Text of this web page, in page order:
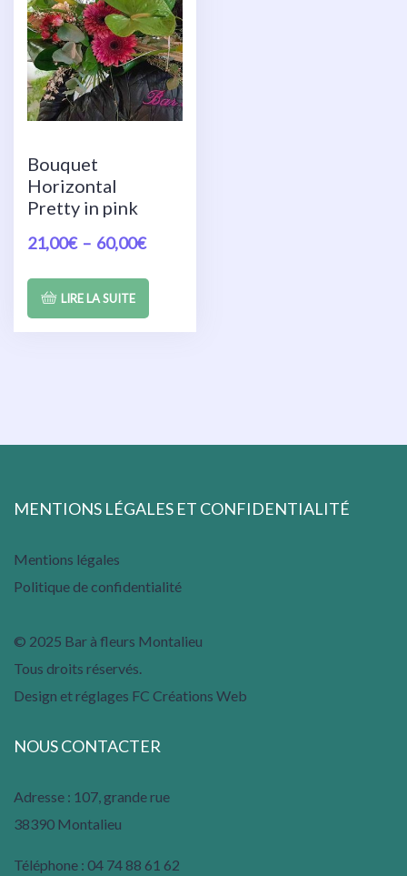
Bouquet
Horizontal
Pretty in pink
21,00€ – 60,00€
LIRE LA SUITE
MENTIONS LÉGALES ET CONFIDENTIALITÉ
Mentions légales
Politique de confidentialité
© 2025 Bar à fleurs Montalieu
Tous droits réservés.
Design et réglages FC Créations Web
NOUS CONTACTER
Adresse : 107, grande rue
38390 Montalieu
Téléphone : 04 74 88 61 62